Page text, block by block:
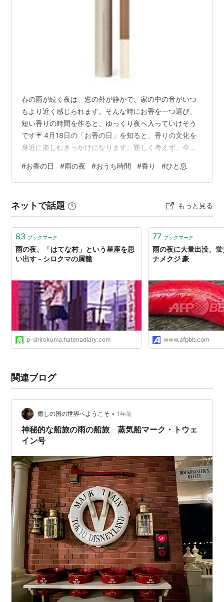
春の雨が続く夜は、窓の外が静かで、家の中の音がいつ
もより近く感じられます。そんな時にお香を一つ選び、
短い香りの時間を作ると、ゆっくり夜へ入っていけそう
です☔ 4月18日の「お香の日」を知ると、香りの文化を
身近に楽しむきっかけになります。難しく考えず、今日
習慣へ少し添えるだけでも雰囲気が変わります。 香りを
楽しむ前には、部屋を軽く整えておくと安心です。紙や
皿を使います。煙がこもらないよう、体調や部屋の広さ
に合わせて換気することも大切です。 お気に入りのカッ
プへ温かい飲み物を入れ、雨音を聞きながら過…
#お香の日 #雨の夜 #おうち時間 #香り #ひと息
ネットで話題 もっと見る
83 ブックマーク
雨の夜、「はてな村」という星座を思
い出す - シロクマの屑籠
p-shirokuma.hatenadiary.com
77 ブックマーク
雨の夜に大量出没、
ナメクジ 豪
www.afpbb.com
関連ブログ
癒しの国の世界へようこそ • 1年前
神秘的な船旅の雨の船旅 蒸気船マーク・トウェ
イン号